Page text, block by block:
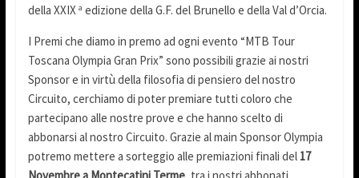
della XXIX a edizione della G.F. del Brunello e della Val d’Orcia.
I Premi che diamo in premo ad ogni evento “MTB Tour
Toscana Olympia Gran Prix” sono possibili grazie ai nostri
Sponsor e in virtù della filosofia di pensiero del nostro
Circuito, cerchiamo di poter premiare tutti coloro che
partecipano alle nostre prove e che hanno scelto di
abbonarsi al nostro Circuito. Grazie al main Sponsor Olympia
potremo mettere a sorteggio alle premiazioni finali del 17